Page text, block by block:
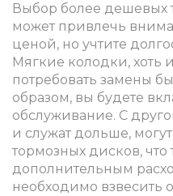
Выбор более дешевых
может привлечь
ценой, но учтите
Мягкие колодки, хоть
потребовать замены
образом, вы будете
обслуживание. С
и служат дольше,
тормозных дисков, что
дополнительным
необходимо взвесить